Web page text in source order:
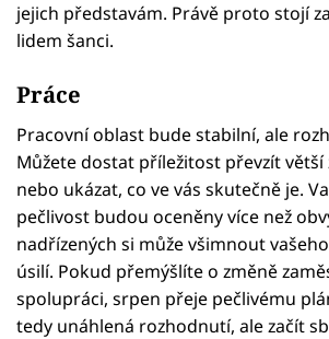
jejich představám. Právě proto stojí
lidem šanci.
Práce
Pracovní oblast bude stabilní, ale
Můžete dostat příležitost převzít
nebo ukázat, co ve vás skutečně je.
pečlivost budou oceněny více než
nadřízených si může všimnout
úsilí. Pokud přemýšlíte o změně
spolupráci, srpen přeje pečlivému
tedy unáhlená rozhodnutí, ale začít